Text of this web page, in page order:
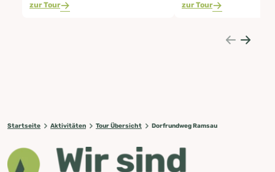
zur Tour zur Tour
Startseite Aktivitäten Tour Übersicht Dorfrundweg Ramsau